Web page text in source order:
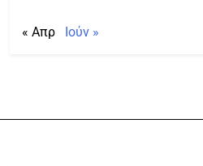
« Απρ Ιούν »